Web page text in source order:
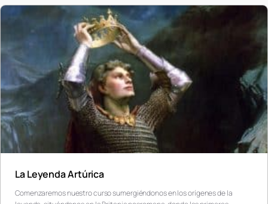
La Leyenda Artúrica
Comenzaremos nuestro curso sumergiéndonos en los orígenes de la